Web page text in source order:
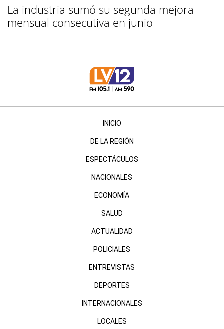
La industria sumó su segunda mejora
mensual consecutiva en junio
INICIO
DE LA REGIÓN
ESPECTÁCULOS
NACIONALES
ECONOMÍA
SALUD
ACTUALIDAD
POLICIALES
ENTREVISTAS
DEPORTES
INTERNACIONALES
LOCALES